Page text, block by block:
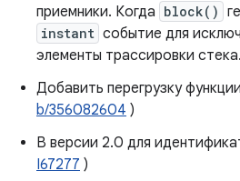
приемники. Когда block()
instant событие для
элементы трассировки
Добавить перегрузку функции
b/356082604 )
В версии 2.0 для
I67277 )